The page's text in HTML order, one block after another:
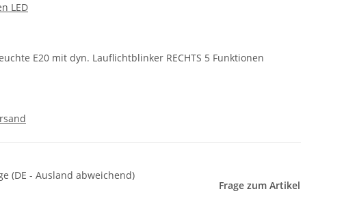
LED
E20 mit dyn. Lauflichtblinker RECHTS 5 Funktionen
(DE - Ausland abweichend)
Frage zum Artikel